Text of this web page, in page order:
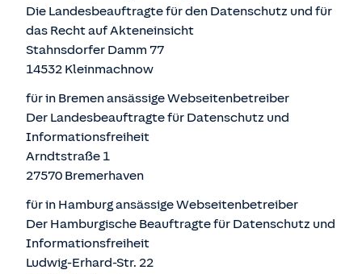
Die Landesbeauftragte für den Datenschutz und für
das Recht auf Akteneinsicht
Stahnsdorfer Damm 77
14532 Kleinmachnow
für in Bremen ansässige Webseitenbetreiber
Der Landesbeauftragte für Datenschutz und
Informationsfreiheit
Arndtstraße 1
27570 Bremerhaven
für in Hamburg ansässige Webseitenbetreiber
Der Hamburgische Beauftragte für Datenschutz und
Informationsfreiheit
Ludwig-Erhard-Str. 22